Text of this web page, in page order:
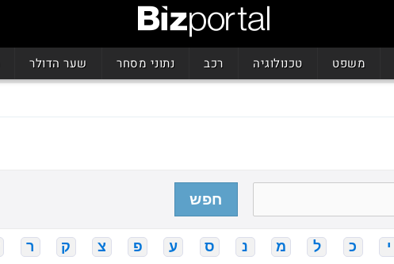
משפט טכנולוגיה רכב נתוני מסחר שער הדולר
חפש
י כ ל מ נ ס ע פ צ ק ר